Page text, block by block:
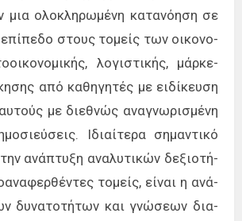
μια ολο­κλη­ρω­μέ­νη κα­τα­νό­η­ση σε
στους το­μείς των οι­κο­νο­
λο­γι­στι­κής, μάρ­κε­
από κα­θη­γη­τές με ει­δί­κευ­ση
με διε­θνώς ανα­γνω­ρι­σμέ­νη
Ιδιαί­τε­ρα ση­μα­ντι­κό
ανά­πτυ­ξη ανα­λυ­τι­κών δε­ξιο­τή­
το­μείς, εί­ναι η ανά­
δυ­να­το­τή­των και γνώ­σε­ων δια­